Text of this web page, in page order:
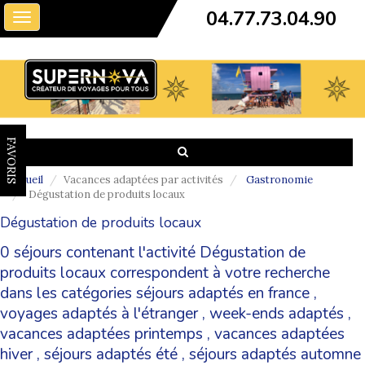
Toggle
navigation
04.77.73.04.90
FAVORIS
Accueil Vacances adaptées par activités
Gastronomie
Dégustation de produits locaux
Dégustation de produits locaux
0 séjours contenant l'activité Dégustation de
produits locaux correspondent à votre recherche
dans les catégories séjours adaptés en france ,
voyages adaptés à l'étranger, week-ends adaptés ,
vacances adaptées printemps , vacances adaptées
hiver, séjours adaptés été , séjours adaptés automne